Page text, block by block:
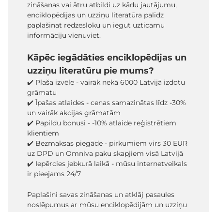
zināšanas vai ātru atbildi uz kādu jautājumu,
enciklopēdijas un uzziņu literatūra palīdz
paplašināt redzesloku un iegūt uzticamu
informāciju vienuviet.
Kāpēc iegādāties enciklopēdijas un
uzziņu literatūru pie mums?
✔️ Plaša izvēle - vairāk nekā 6000 Latvijā izdotu
grāmatu
✔️ Īpašas atlaides - cenas samazinātas līdz -30%
un vairāk akcijas grāmatām
✔️ Papildu bonusi - -10% atlaide reģistrētiem
klientiem
✔️ Bezmaksas piegāde - pirkumiem virs 30 EUR
uz DPD un Omniva paku skapjiem visā Latvijā
✔️ Iepērcies jebkurā laikā - mūsu internetveikals
ir pieejams 24/7
Paplašini savas zināšanas un atklāj pasaules
noslēpumus ar mūsu enciklopēdijām un uzziņu